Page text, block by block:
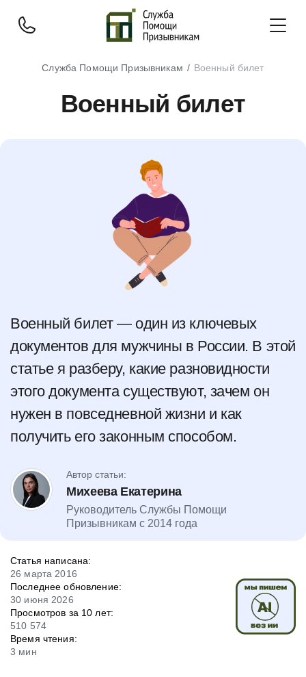
Служба Помощи Призывникам Военный билет
Военный билет
Военный билет — один из ключевых
документов для мужчины в России. В этой
статье я разберу, какие разновидности
этого документа существуют, зачем он
нужен в повседневной жизни и как
получить его законным способом.
Автор статьи:
Михеева Екатерина
Руководитель Службы Помощи
Призывникам с 2014 года
Статья написана:
26 марта 2016
Последнее обновление:
30 июня 2026
Просмотров за 10 лет:
510 574
Время чтения:
3 мин